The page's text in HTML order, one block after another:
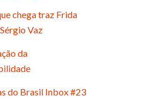
chega traz Frida
Vaz
da
do Brasil Inbox #23